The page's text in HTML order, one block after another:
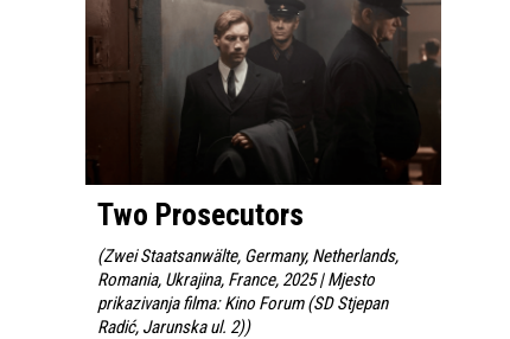
Two Prosecutors
(Zwei Staatsanwälte, Germany, Netherlands,
Romania, Ukrajina, France, 2025 | Mjesto
prikazivanja filma: Kino Forum (SD Stjepan
Radić, Jarunska ul. 2))